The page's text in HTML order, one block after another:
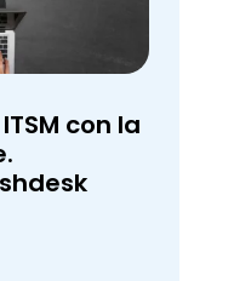
con la